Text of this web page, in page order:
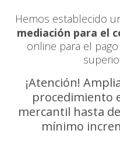
Hemos establecido
mediación para el
online para el
¡Atención!
procedimiento
mercantil hasta
mínimo